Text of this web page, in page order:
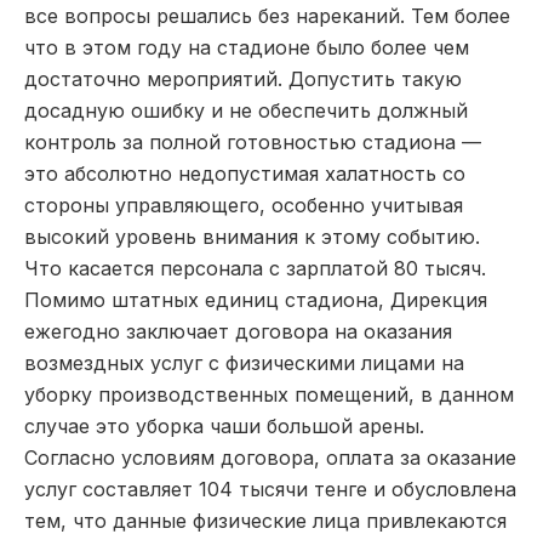
все вопросы решались без нареканий. Тем более
что в этом году на стадионе было более чем
достаточно мероприятий. Допустить такую
досадную ошибку и не обеспечить должный
контроль за полной готовностью стадиона —
это абсолютно недопустимая халатность со
стороны управляющего, особенно учитывая
высокий уровень внимания к этому событию.
Что касается персонала с зарплатой 80 тысяч.
Помимо штатных единиц стадиона, Дирекция
ежегодно заключает договора на оказания
возмездных услуг с физическими лицами на
уборку производственных помещений, в данном
случае это уборка чаши большой арены.
Согласно условиям договора, оплата за оказание
услуг составляет 104 тысячи тенге и обусловлена
тем, что данные физические лица привлекаются